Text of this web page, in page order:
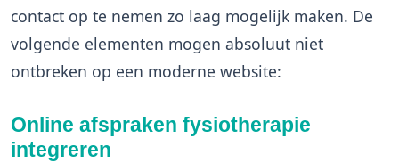
contact op te nemen zo laag mogelijk maken. De
volgende elementen mogen absoluut niet
ontbreken op een moderne website:
Online afspraken fysiotherapie
integreren